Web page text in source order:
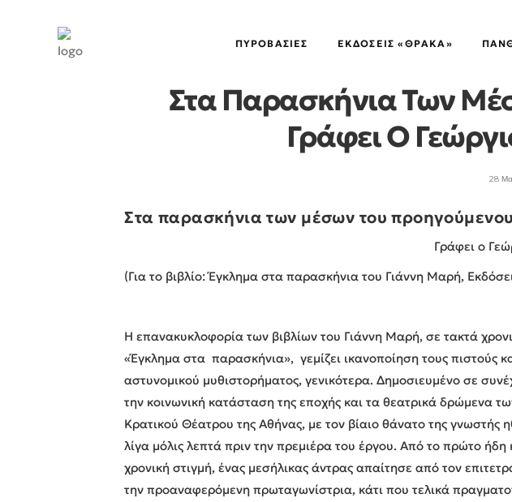
ΠΥΡΟΒΑΣΊΕΣ EΚΔΌΣΕΙΣ «ΘΡΑΚΑ»
Στα Παρασκήνια Των
Γράφει Ο
28
Στα παρασκήνια των μέσων του
Γράφει ο
(Για το βιβλίο: Έγκλημα στα παρασκήνια του Γιάννη Μαρή,
Η επανακυκλοφορία των βιβλίων του Γιάννη Μαρή, σε τακτά
«Έγκλημα στα παρασκήνια», γεμίζει ικανοποίηση τους πιστούς
αστυνομικού μυθιστορήματος, γενικότερα. Δημοσιευμένο σε
την κοινωνική κατάσταση της εποχής και τα θεατρικά δρώμενα
Κρατικού Θέατρου της Αθήνας, με τον βίαιο θάνατο της
λίγα μόλις λεπτά πριν την πρεμιέρα του έργου. Από το πρώτο
χρονική στιγμή, ένας μεσήλικας άντρας απαίτησε από τον
την προαναφερόμενη πρωταγωνίστρια, κάτι που τελικά